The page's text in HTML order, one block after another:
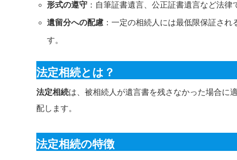
形式の遵守：自筆証書遺言、公正証書遺言など法律
遺留分への配慮：一定の相続人には最低限保証され
す。
法定相続とは？
法定相続は、被相続人が遺言書を残さなかった場合に
配します。
法定相続の特徴